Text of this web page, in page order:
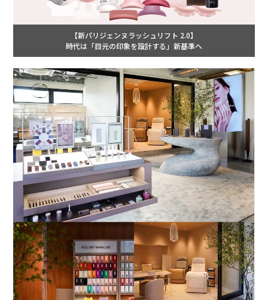
【新パリジェンヌラッシュリフト 2.0】
時代は「目元の印象を設計する」新基準へ